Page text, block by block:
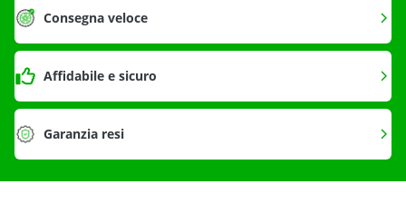
Consegna veloce
Affidabile e sicuro
Garanzia resi